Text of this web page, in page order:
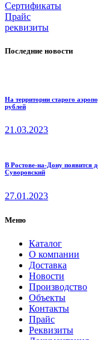
Cертификаты
Прайс
реквизиты
Последние новости
На территории старого
рублей
21.03.2023
В Ростове-на-Дону появится
Суворовский
27.01.2023
Меню
Каталог
О компании
Доставка
Новости
Производство
Объекты
Контакты
Прайс
Реквизиты